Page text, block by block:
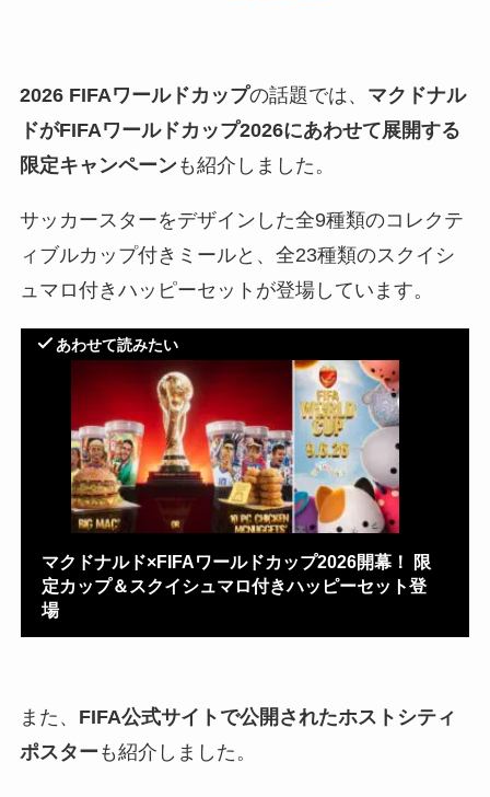
2026 FIFAワールドカップの話題では、 マクドナル
ドがFIFAワールドカップ2026にあわせて展開する
限定キャンペーンも紹介しました。
サッカースターをデザインした全9種類のコレクテ
ィブルカップ付きミールと、全23種類のスクイシ
ュマロ付きハッピーセットが登場しています。
あわせて読みたい
マクドナルド×FIFAワールドカップ2026開幕！ 限
定カップ＆スクイシュマロ付きハッピーセット登
場
また、 FIFA公式サイトで公開されたホストシティ
ポスター も紹介しました。